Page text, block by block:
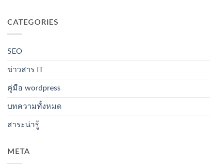
CATEGORIES
SEO
ข่าวสาร IT
คู่มือ wordpress
บทความทั้งหมด
สาระน่ารู้
META